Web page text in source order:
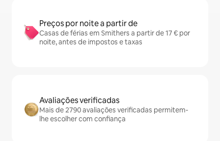
Preços por noite a partir de
Casas de férias em Smithers a partir de 17 € por
noite, antes de impostos e taxas
Avaliações verificadas
Mais de 2790 avaliações verificadas permitem-
lhe escolher com confiança